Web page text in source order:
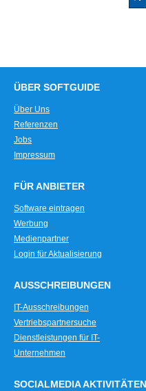
ÜBER SOFTGUIDE
Über Uns
Referenzen
Jobs
Impressum
FÜR ANBIETER
Software eintragen
Werbung
Medienpartner
Login für Aktualisierung
AUSSCHREIBUNGEN
IT-Ausschreibungen
Vertriebspartnersuche
Dienstleistungen für IT-
Unternehmen
SOCIALMEDIA AKTIVITÄTEN